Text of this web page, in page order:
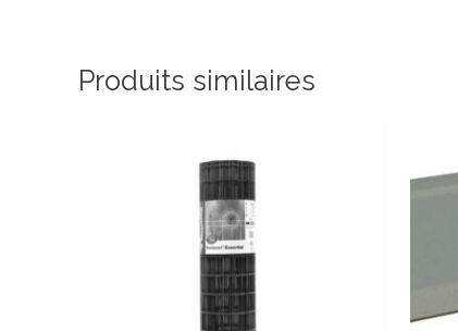
Produits similaires